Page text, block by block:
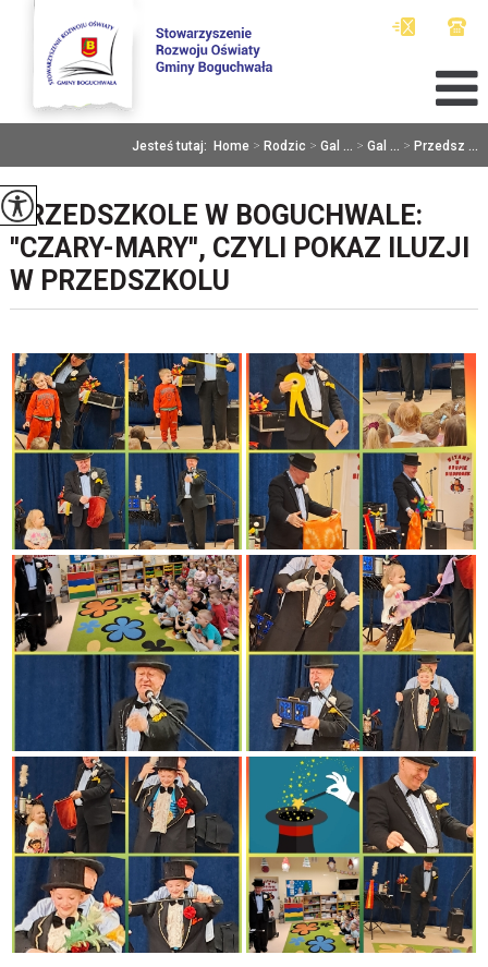
Jesteś tutaj: Home > Rodzic > Gal ... > Gal ... > Przedsz ...
PRZEDSZKOLE W BOGUCHWALE:
''CZARY-MARY'', CZYLI POKAZ ILUZJI
W PRZEDSZKOLU